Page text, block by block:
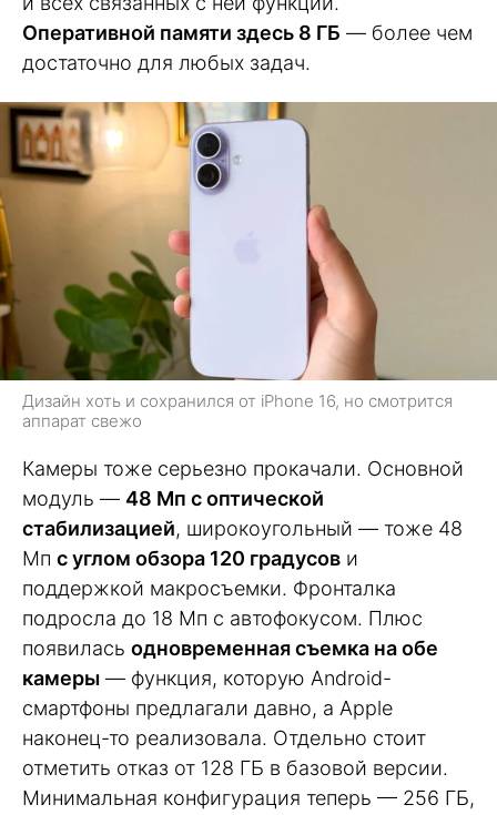
Оперативной памяти здесь 8 ГБ — более чем
достаточно для любых задач.
Дизайн хоть и сохранился от iPhone 16, но смотрится
аппарат свежо
Камеры тоже серьезно прокачали. Основной
модуль — 48 Мп с оптической
стабилизацией, широкоугольный — тоже 48
Мп с углом обзора 120 градусов и
поддержкой макросъемки. Фронталка
подросла до 18 Мп с автофокусом. Плюс
появилась одновременная съемка на обе
камеры — функция, которую Android-
смартфоны предлагали давно, а Apple
наконец-то реализовала. Отдельно стоит
отметить отказ от 128 ГБ в базовой версии.
Минимальная конфигурация теперь — 256 ГБ,